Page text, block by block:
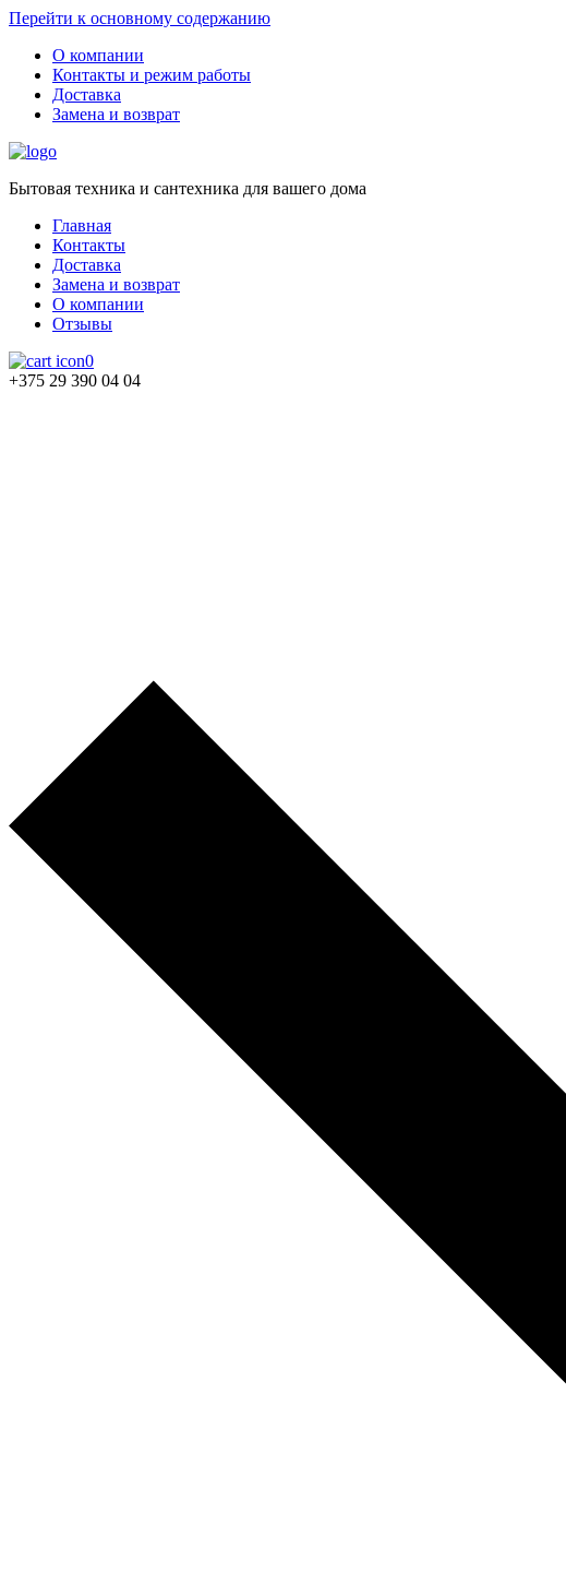
Перейти к основному содержанию
О компании
Контакты и режим работы
Доставка
Замена и возврат
Бытовая техника и сантехника для вашего дома
Главная
Контакты
Доставка
Замена и возврат
О компании
Отзывы
0
+375 29 390 04 04